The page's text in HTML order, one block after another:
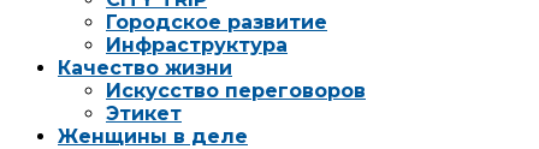
Городское развитие
Инфраструктура
Качество жизни
Искусство переговоров
Этикет
Женщины в деле